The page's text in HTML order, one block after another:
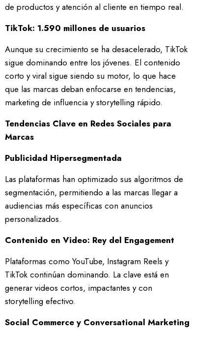
de productos y atención al cliente en tiempo real.
TikTok: 1.590 millones de usuarios
Aunque su crecimiento se ha desacelerado, TikTok
sigue dominando entre los jóvenes. El contenido
corto y viral sigue siendo su motor, lo que hace
que las marcas deban enfocarse en tendencias,
marketing de influencia y storytelling rápido.
Tendencias Clave en Redes Sociales para
Marcas
Publicidad Hipersegmentada
Las plataformas han optimizado sus algoritmos de
segmentación, permitiendo a las marcas llegar a
audiencias más específicas con anuncios
personalizados.
Contenido en Video: Rey del Engagement
Plataformas como YouTube, Instagram Reels y
TikTok continúan dominando. La clave está en
generar videos cortos, impactantes y con
storytelling efectivo.
Social Commerce y Conversational Marketing